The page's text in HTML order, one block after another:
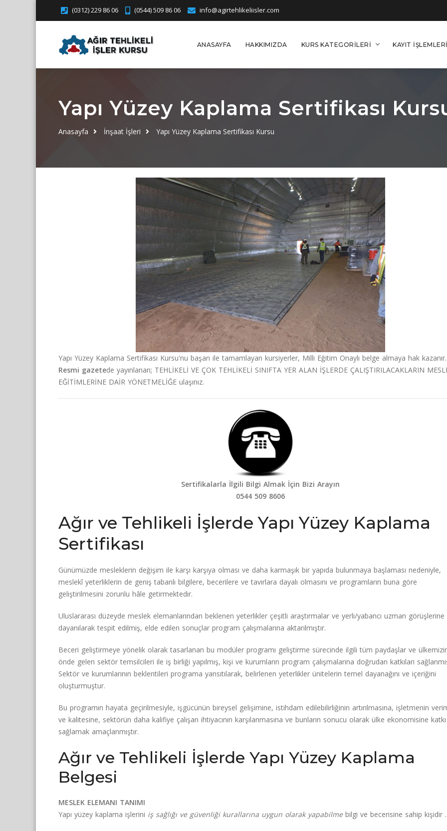
(0312) 229 86 06 (0544) 509 86 06 info@agirtehlikeliisler.com
ANASAYFA HAKKIMIZDA KURS KATEGORILERI KAYIT
Yapı Yüzey Kaplama Sertifikası
Anasayfa İnşaat İşleri Yapı Yüzey Kaplama Sertifikası Kursu
Yapı Yüzey Kaplama Sertifikası Kursu'nu başarı ile tamamlayan kursiyerler, Milli Eğitim Onaylı belge almaya hak kazanır.
Resmi gazetede yayınlanan; TEHLİKELİ VE ÇOK TEHLİKELİ SINIFTA YER ALAN İŞLERDE ÇALIŞTIRILACAKLARIN
EĞİTİMLERİNE DAİR YÖNETMELİĞE ulaşınız.
Sertifikalarla İlgili Bilgi Almak İçin Bizi Arayın
0544 509 8606
Ağır ve Tehlikeli İşlerde Yapı Yüzey Kaplama
Sertifikası
Günümüzde mesleklerin değişim ile karşı karşıya olması ve daha karmaşık bir yapıda bulunmaya başlaması nedeniyle,
meslekî yeterliklerin de geniş tabanlı bilgilere, becerilere ve tavırlara dayalı olmasını ve programların buna göre
geliştirilmesini zorunlu hâle getirmektedir.
Uluslararası düzeyde meslek elemanlarından beklenen yeterlikler çeşitli araştırmalar ve yerli/yabancı uzman görüşlerine
dayanılarak tespit edilmiş, elde edilen sonuçlar program çalışmalarına aktarılmıştır.
Beceri geliştirmeye yönelik olarak tasarlanan bu modüler programı geliştirme sürecinde ilgili tüm paydaşlar ve
önde gelen sektör temsilcileri ile iş birliği yapılmış, kişi ve kurumların program çalışmalarına doğrudan katkıları
Sektör ve kurumlarının beklentileri programa yansıtılarak, belirlenen yeterlikler ünitelerin temel dayanağını ve içeriğini
oluşturmuştur.
Bu programın hayata geçirilmesiyle, işgücünün bireysel gelişimine, istihdam edilebilirliğinin artırılmasına, işletmenin
ve kalitesine, sektörün daha kalifiye çalışan ihtiyacının karşılanmasına ve bunların sonucu olarak ülke ekonomisine katkı
sağlamak amaçlanmıştır.
Ağır ve Tehlikeli İşlerde Yapı Yüzey Kaplama
Belgesi
MESLEK ELEMANI TANIMI
Yapı yüzey kaplama işlerini iş sağlığı ve güvenliği kurallarına uygun olarak yapabilmebilgi ve becerisine sahip kişidir .